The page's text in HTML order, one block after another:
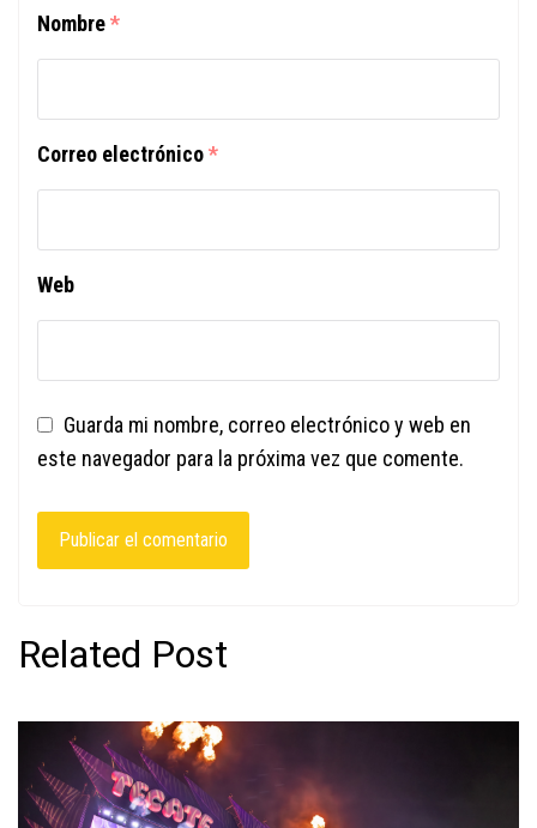
Nombre*
Correo electrónico*
Web
Guarda mi nombre, correo electrónico y web en
este navegador para la próxima vez que comente.
Related Post